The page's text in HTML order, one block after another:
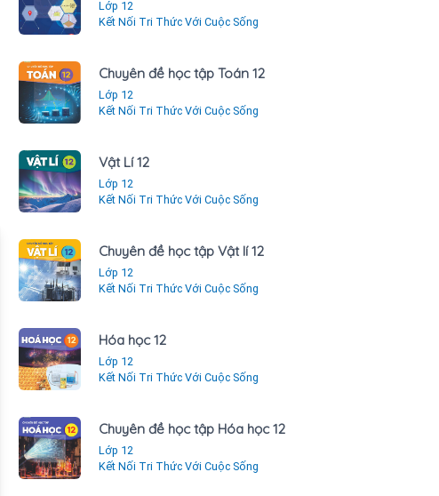
Lớp 12
Kết Nối Tri Thức Với Cuộc Sống
Chuyên đề học tập Toán 12
Lớp 12
Kết Nối Tri Thức Với Cuộc Sống
Vật Lí 12
Lớp 12
Kết Nối Tri Thức Với Cuộc Sống
Chuyên đề học tập Vật lí 12
Lớp 12
Kết Nối Tri Thức Với Cuộc Sống
Hóa học 12
Lớp 12
Kết Nối Tri Thức Với Cuộc Sống
Chuyên đề học tập Hóa học 12
Lớp 12
Kết Nối Tri Thức Với Cuộc Sống